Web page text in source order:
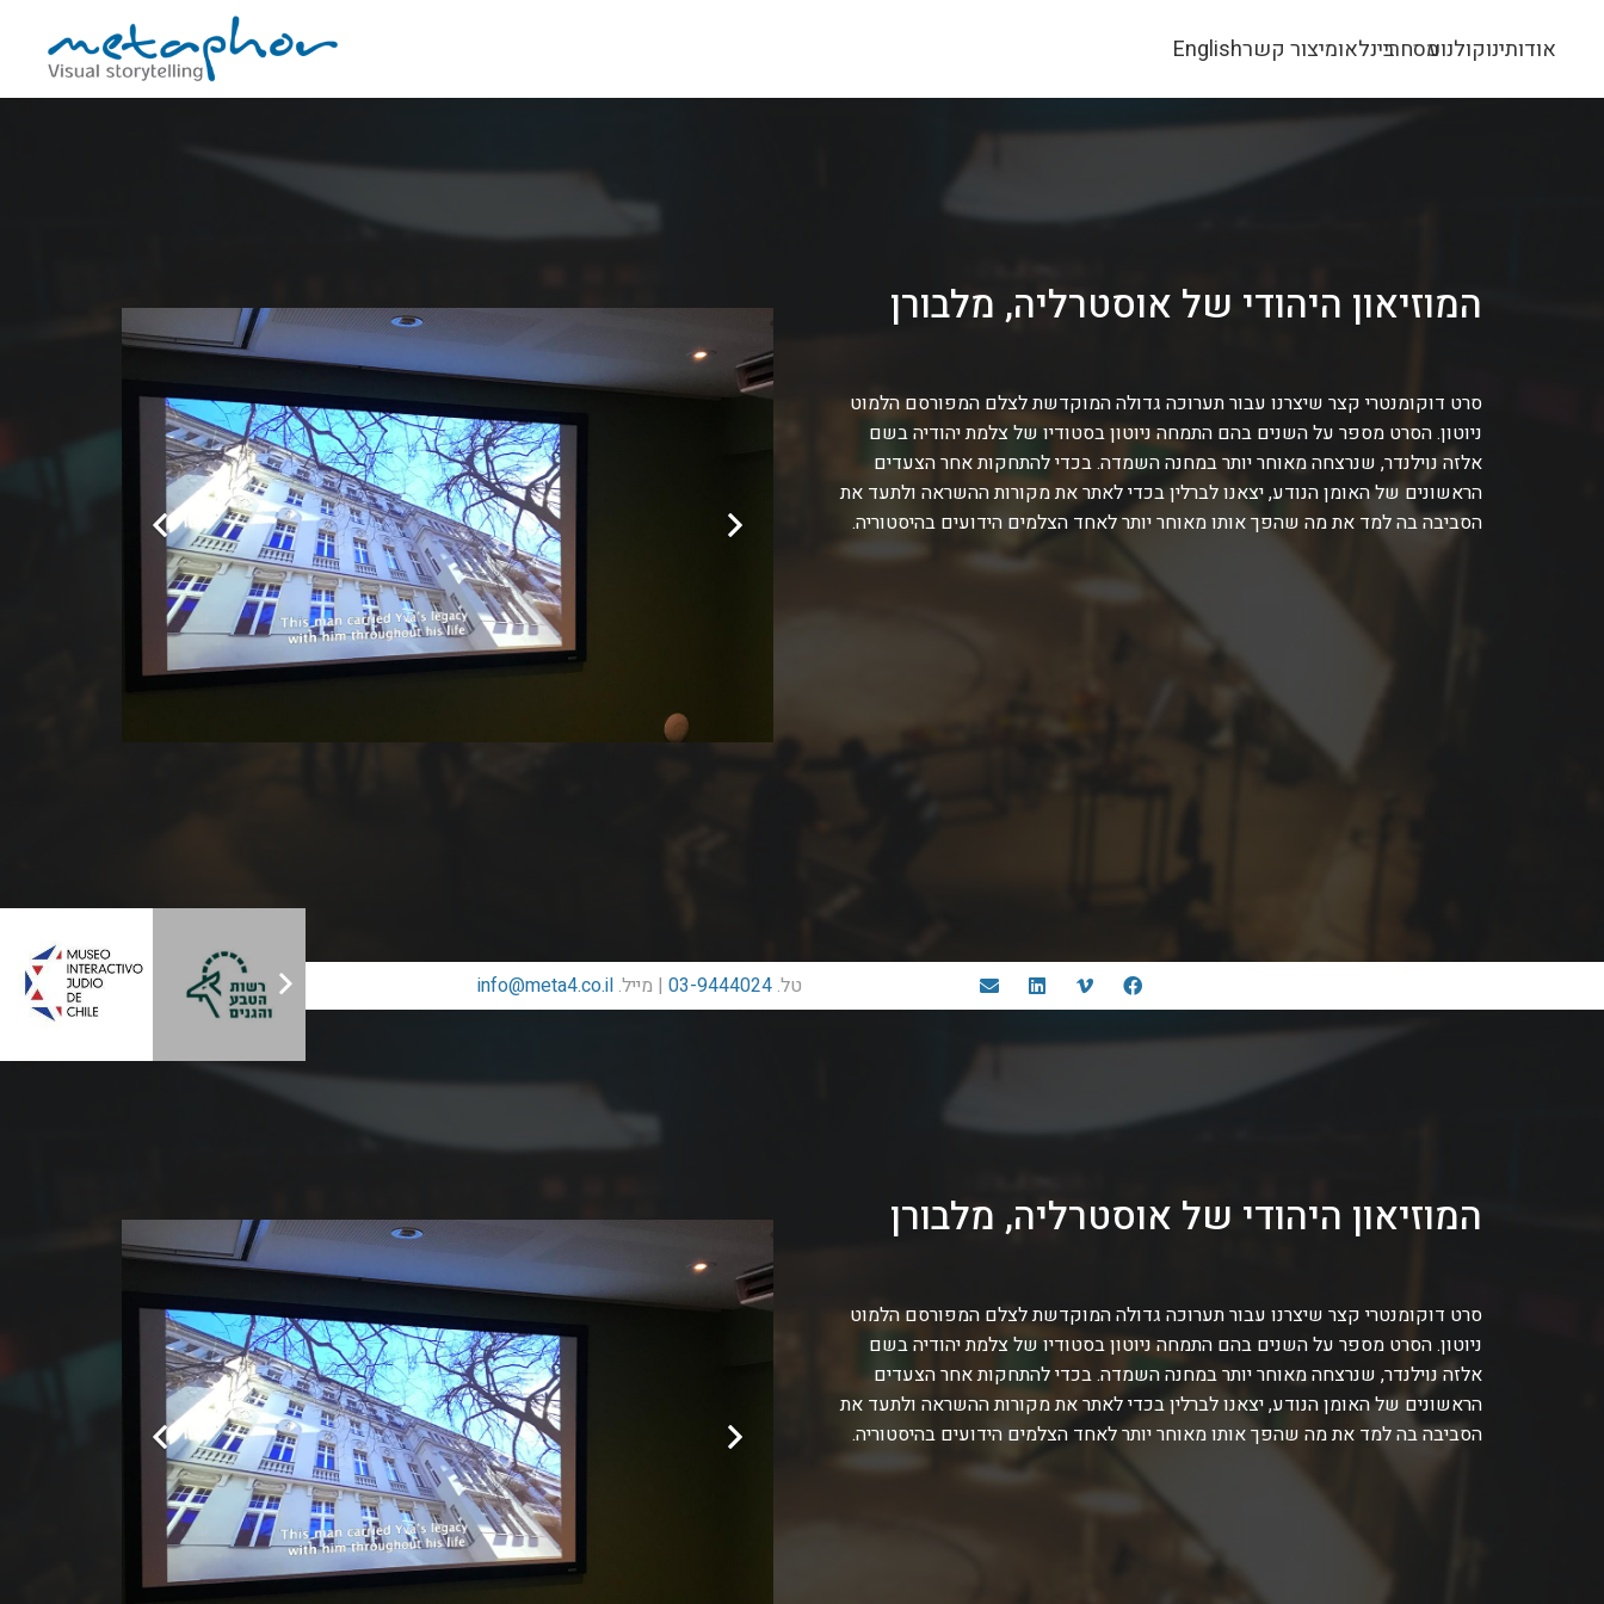
אודותינוקולנועמסחריבינלאומיצור קשרEnglish
המוזיאון היהודי של אוסטרליה, מלבורן
סרט דוקומנטרי קצר שיצרנו עבור תערוכה גדולה המוקדשת לצלם המפורסם הלמוט
ניוטון. הסרט מספר על השנים בהם התמחה ניוטון בסטודיו של צלמת יהודיה בשם
אלזה נוילנדר, שנרצחה מאוחר יותר במחנה השמדה. בכדי להתחקות אחר הצעדים
הראשונים של האומן הנודע, יצאנו לברלין בכדי לאתר את מקורות ההשראה ולתעד את
הסביבה בה למד את מה שהפך אותו מאוחר יותר לאחד הצלמים הידועים בהיסטוריה.
טל. 03-9444024 | מייל. info@meta4.co.il
המוזיאון היהודי של אוסטרליה, מלבורן
סרט דוקומנטרי קצר שיצרנו עבור תערוכה גדולה המוקדשת לצלם המפורסם הלמוט
ניוטון. הסרט מספר על השנים בהם התמחה ניוטון בסטודיו של צלמת יהודיה בשם
אלזה נוילנדר, שנרצחה מאוחר יותר במחנה השמדה. בכדי להתחקות אחר הצעדים
הראשונים של האומן הנודע, יצאנו לברלין בכדי לאתר את מקורות ההשראה ולתעד את
הסביבה בה למד את מה שהפך אותו מאוחר יותר לאחד הצלמים הידועים בהיסטוריה.